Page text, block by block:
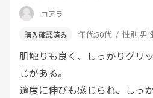
コアラ
年代:50代 性別:男
肌触りも良く、しっかりグリ
じがある。
適度に伸びも感じられ、しっ